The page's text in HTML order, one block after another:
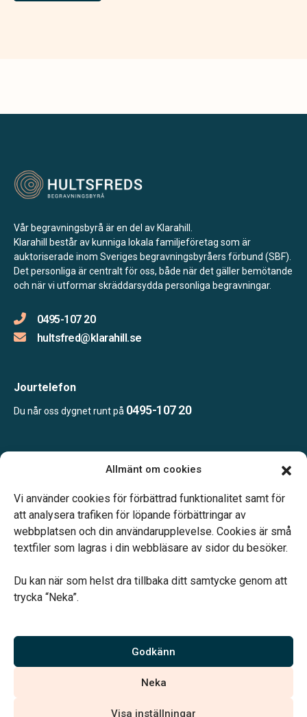
Allmänt om cookies
Vi använder cookies för förbättrad funktionalitet samt för
att analysera trafiken för löpande förbättringar av
webbplatsen och din användarupplevelse. Cookies är små
textfiler som lagras i din webbläsare av sidor du besöker.
Du kan när som helst dra tillbaka ditt samtycke genom att
trycka “Neka”.
Godkänn
Neka
Visa inställningar
Vår begravningsbyrå är en del av Klarahill.
Klarahill består av kunniga lokala familjeföretag som är
auktoriserade inom Sveriges begravningsbyråers förbund (SBF).
Det personliga är centralt för oss, både när det gäller bemötande
och när vi utformar skräddarsydda personliga begravningar.
0495-107 20
hultsfred@klarahill.se
Jourtelefon
Du når oss dygnet runt på 0495-107 20
Telefonjour dygnet runt.
Vårt systerbolag Verahill hjälper dig med familjejuridiken –
Vi är auktoriserade av Sveriges Begravningsbyråers Förbund och
har högt ställda krav på utbildning, kvalitet, miljö och arbetsmiljö.